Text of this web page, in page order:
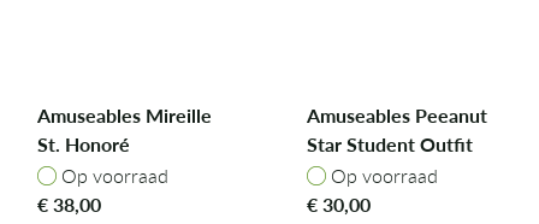
Amuseables Mireille
St. Honoré
Op voorraad
Op voorraad
€38,00
Amuseables Peeanut
Star Student Outfit
Op voorraad
Op voorraad
€30,00